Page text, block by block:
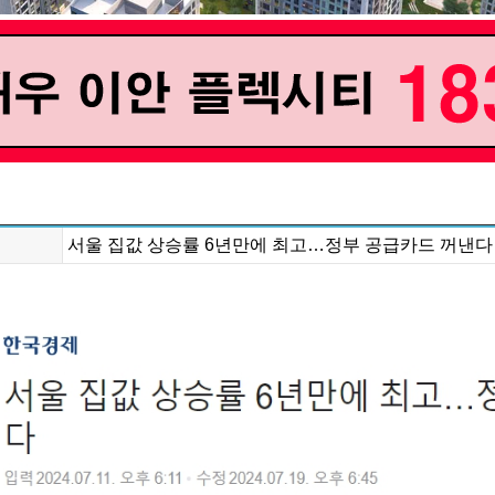
서울 집값 상승률 6년만에 최고…정부 공급카드 꺼낸다